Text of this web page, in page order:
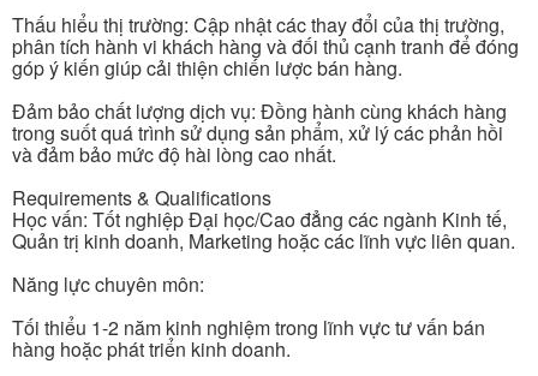
Thấu hiểu thị trường: Cập nhật các thay đổi của thị trường,
phân tích hành vi khách hàng và đối thủ cạnh tranh để đóng
góp ý kiến giúp cải thiện chiến lược bán hàng.
Đảm bảo chất lượng dịch vụ: Đồng hành cùng khách hàng
trong suốt quá trình sử dụng sản phẩm, xử lý các phản hồi
và đảm bảo mức độ hài lòng cao nhất.
Requirements & Qualifications
Học vấn: Tốt nghiệp Đại học/Cao đẳng các ngành Kinh tế,
Quản trị kinh doanh, Marketing hoặc các lĩnh vực liên quan.
Năng lực chuyên môn:
Tối thiểu 1-2 năm kinh nghiệm trong lĩnh vực tư vấn bán
hàng hoặc phát triển kinh doanh.